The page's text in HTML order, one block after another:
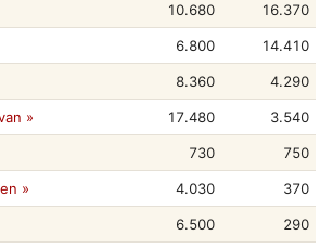
10.680 16.370
6.800 14.410
8.360 4.290
» 17.480 3.540
730 750
» 4.030 370
6.500 290